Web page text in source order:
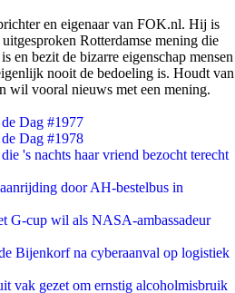
en eigenaar van FOK.nl. Hij is
Rotterdamse mening die
en bezit de bizarre eigenschap mensen
nooit de bedoeling is. Houdt van
wil vooral nieuws met een mening.
Dag #1977
Dag #1978
's nachts haar vriend bezocht terecht
door AH-bestelbus in
G-cup wil als NASA-ambassadeur
Bijenkorf na cyberaanval op logistiek
vak gezet om ernstig alcoholmisbruik